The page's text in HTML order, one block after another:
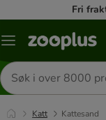
Fri
Katalogmeny
Søk
etter
produkter
Katt Kattesand